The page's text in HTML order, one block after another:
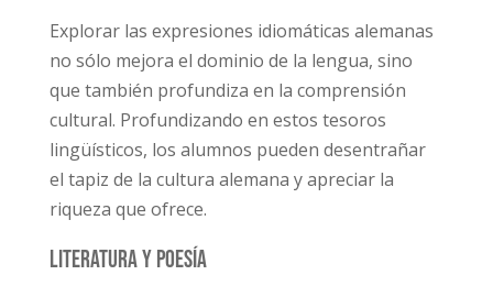
Explorar las expresiones idiomáticas alemanas
no sólo mejora el dominio de la lengua, sino
que también profundiza en la comprensión
cultural. Profundizando en estos tesoros
lingüísticos, los alumnos pueden desentrañar
el tapiz de la cultura alemana y apreciar la
riqueza que ofrece.
Literatura y poesía